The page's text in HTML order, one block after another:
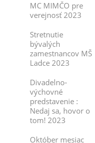
MC MIMČO pre
verejnosť 2023
Stretnutie
bývalých
zamestnancov MŠ
Ladce 2023
Divadelno-
výchovné
predstavenie :
Nedaj sa, hovor o
tom! 2023
Október mesiac